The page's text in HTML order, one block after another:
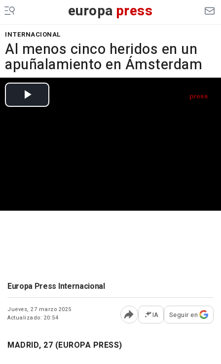
europa press
INTERNACIONAL
Al menos cinco heridos en un
apuñalamiento en Ámsterdam
Europa Press Internacional
Jueves, 27 marzo 2025
Actualizado: 20:54
Abrir opciones para
IA Seguir en
MADRID, 27 (EUROPA PRESS)